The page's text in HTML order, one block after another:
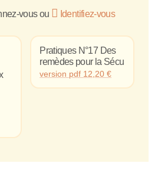
vous ou Identifiez-vous
Pratiques N°17 Des
remèdes pour la Sécu
version pdf 12,20€